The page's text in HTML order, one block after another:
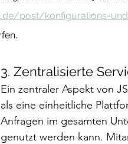
post/konfigurations-
3. Zentralisierte
Ein zentraler Aspekt von
als eine einheitliche
Anfragen im gesamten
genutzt werden kann.